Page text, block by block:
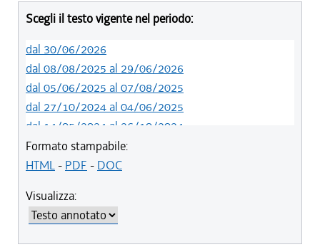
Scegli il testo vigente nel periodo:
dal 30/06/2026
dal 08/08/2025 al 29/06/2026
dal 05/06/2025 al 07/08/2025
dal 27/10/2024 al 04/06/2025
dal 14/05/2024 al 26/10/2024
dal 09/04/2024 al 13/05/2024
dal 15/02/2024 al 08/04/2024
dal 01/01/2021 al 31/12/2023
dal 10/08/2019 al 31/12/2020
dal 11/07/2019 al 09/08/2019
Formato stampabile:
HTML- PDF - DOC
Visualizza: